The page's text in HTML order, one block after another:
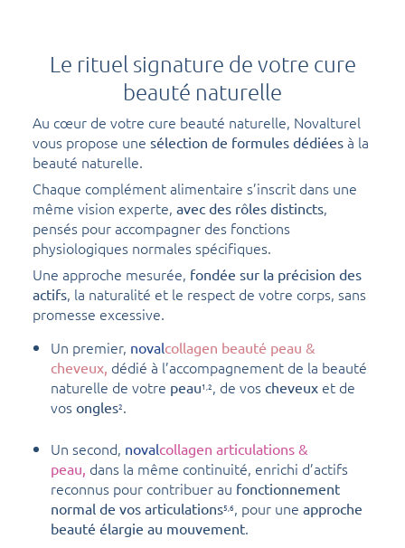
Le rituel signature de votre cure
beauté naturelle
Au cœur de votre cure beauté naturelle, Novalturel
vous propose une sélection de formules dédiées à la
beauté naturelle.
Chaque complément alimentaire s’inscrit dans une
même vision experte, avec des rôles distincts,
pensés pour accompagner des fonctions
physiologiques normales spécifiques.
Une approche mesurée, fondée sur la précision des
actifs, la naturalité et le respect de votre corps, sans
promesse excessive.
Un premier, novalcollagen beauté peau &
cheveux, dédié à l’accompagnement de la beauté
naturelle de votre peau1,2, de vos cheveux et de
vos ongles2.
Un second, novalcollagen articulations &
peau, dans la même continuité, enrichi d’actifs
reconnus pour contribuer au fonctionnement
normal de vos articulations5,6, pour une approche
beauté élargie au mouvement.